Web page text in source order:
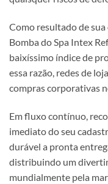
Como resultado de
Bomba do Spa Intex
baixíssimo índice de
essa razão, redes de
compras corporativas
Em fluxo contínuo,
imediato do seu
durável a pronta
distribuindo um
mundialmente pela